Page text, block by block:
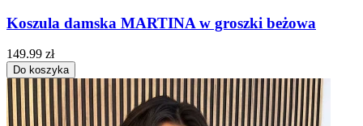
Koszula damska MARTINA w groszki beżowa
149.99 zł
Do koszyka